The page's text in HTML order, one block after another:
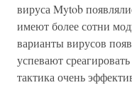
вируса Mytob
имеют более сотни
варианты вирусов
успевают
тактика очень